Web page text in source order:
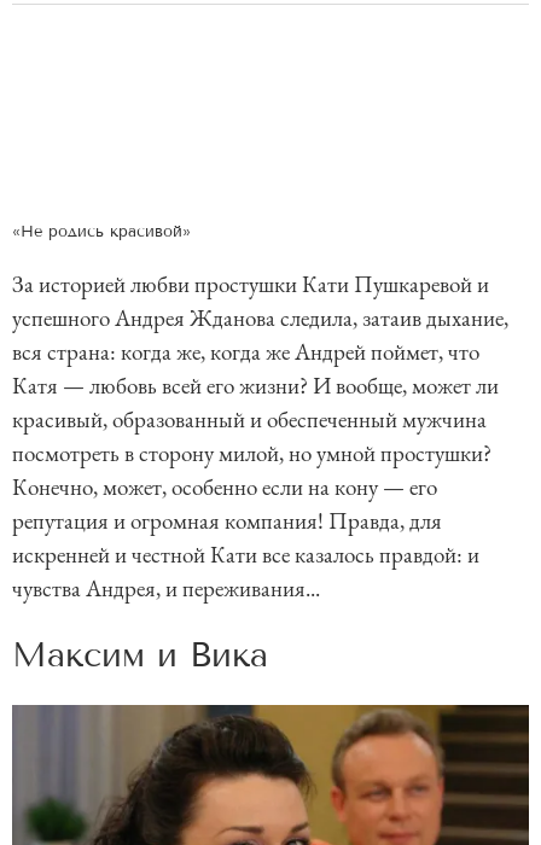
«Не родись красивой»
За историей любви простушки Кати Пушкаревой и
успешного Андрея Жданова следила, затаив дыхание,
вся страна: когда же, когда же Андрей поймет, что
Катя — любовь всей его жизни? И вообще, может ли
красивый, образованный и обеспеченный мужчина
посмотреть в сторону милой, но умной простушки?
Конечно, может, особенно если на кону — его
репутация и огромная компания! Правда, для
искренней и честной Кати все казалось правдой: и
чувства Андрея, и переживания...
Максим и Вика